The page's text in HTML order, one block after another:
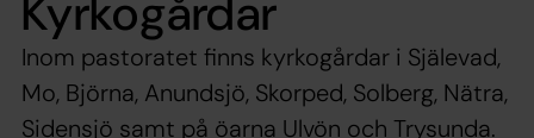
Kyrkogårdar
Inom pastoratet finns kyrkogårdar i Själevad,
Mo, Björna, Anundsjö, Skorped, Solberg, Nätra,
Sidensjö samt på öarna Ulvön och Trysunda.